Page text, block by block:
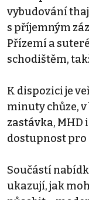
vybudování
s příjemným
Přízemí a
schodištěm,
K dispozici je
minuty chůze,
zastávka, MHD
dostupnost pro
Součástí
ukazují, jak